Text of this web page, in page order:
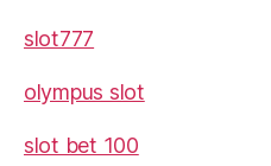
slot777
olympus slot
slot bet 100